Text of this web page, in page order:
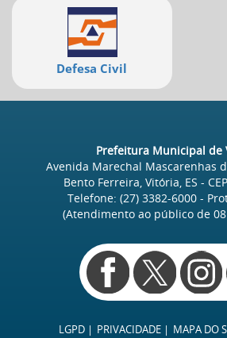
Defesa Civil
Prefeitura Municipal de
Avenida Marechal Mascarenhas
Bento Ferreira, Vitória, ES -
Telefone: (27) 3382-6000 -
(Atendimento ao público de 08
LGPD PRIVACIDADE MAPA DO